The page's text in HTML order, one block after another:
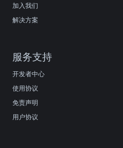
加入我们
解决方案
服务支持
开发者中心
使用协议
免责声明
用户协议